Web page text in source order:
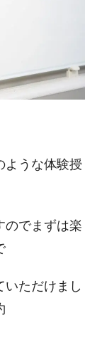
ような体験授
のでまずは楽
いただけまし